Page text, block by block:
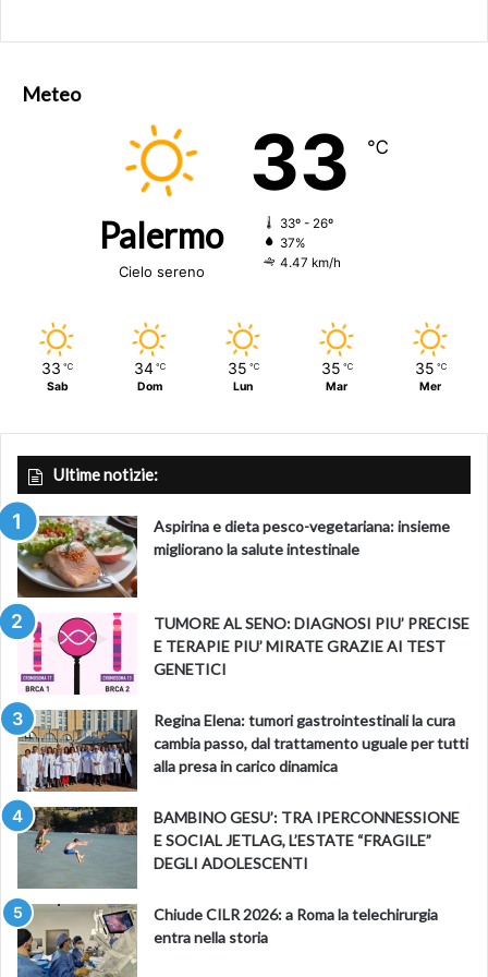
Meteo
Palermo
Cielo sereno
33 ℃
33º - 26º
37%
4.47 km/h
33 ℃
Sab
34 ℃
Dom
35 ℃
Lun
35 ℃
Mar
35 ℃
Mer
Ultime notizie:
Aspirina e dieta pesco-vegetariana: insieme
migliorano la salute intestinale
TUMORE AL SENO: DIAGNOSI PIU’ PRECISE
E TERAPIE PIU’ MIRATE GRAZIE AI TEST
GENETICI
Regina Elena: tumori gastrointestinali la cura
cambia passo, dal trattamento uguale per tutti
alla presa in carico dinamica
BAMBINO GESU’: TRA IPERCONNESSIONE
E SOCIAL JETLAG, L’ESTATE “FRAGILE”
DEGLI ADOLESCENTI
Chiude CILR 2026: a Roma la telechirurgia
entra nella storia